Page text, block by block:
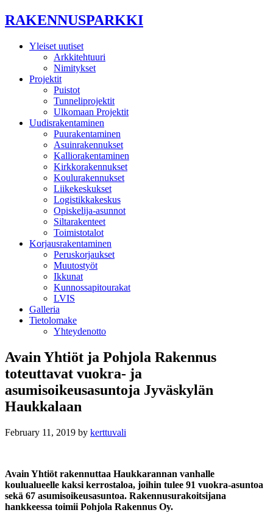
RAKENNUSPARKKI
Yleiset uutiset
Arkkitehtuuri
Nimitykset
Projektit
Puistot
Tunneliprojektit
Ulkomaan Projektit
Uudisrakentaminen
Puurakentaminen
Asuinrakennukset
Kalliorakentaminen
Kirkkorakennukset
Koulurakennukset
Liikekeskukset
Logistikkakeskus
Opiskelija-asunnot
Siltarakenteet
Toimistotalot
Korjausrakentaminen
Peruskorjaukset
Muutostyöt
Ikkunat
Kunnossapitourakat
LVIS
Galleria
Tietolomake
Yhteydenotto
Avain Yhtiöt ja Pohjola Rakennus
toteuttavat vuokra- ja
asumisoikeusasuntoja Jyväskylän
Haukkalaan
February 11, 2019 by kerttuvali
Avain Yhtiöt rakennuttaa Haukkarannan vanhalle
koulualueelle kaksi kerrostaloa, joihin tulee 91 vuokra-asuntoa
sekä 67 asumisoikeusasuntoa. Rakennusurakoitsijana
hankkeessa toimii Pohjola Rakennus Oy.